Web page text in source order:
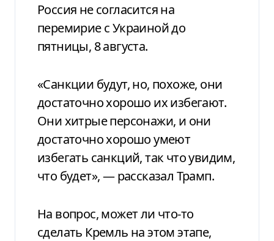
Россия не согласится на
перемирие с Украиной до
пятницы, 8 августа.
«Санкции будут, но, похоже, они
достаточно хорошо их избегают.
Они хитрые персонажи, и они
достаточно хорошо умеют
избегать санкций, так что увидим,
что будет», — рассказал Трамп.
На вопрос, может ли что-то
сделать Кремль на этом этапе,